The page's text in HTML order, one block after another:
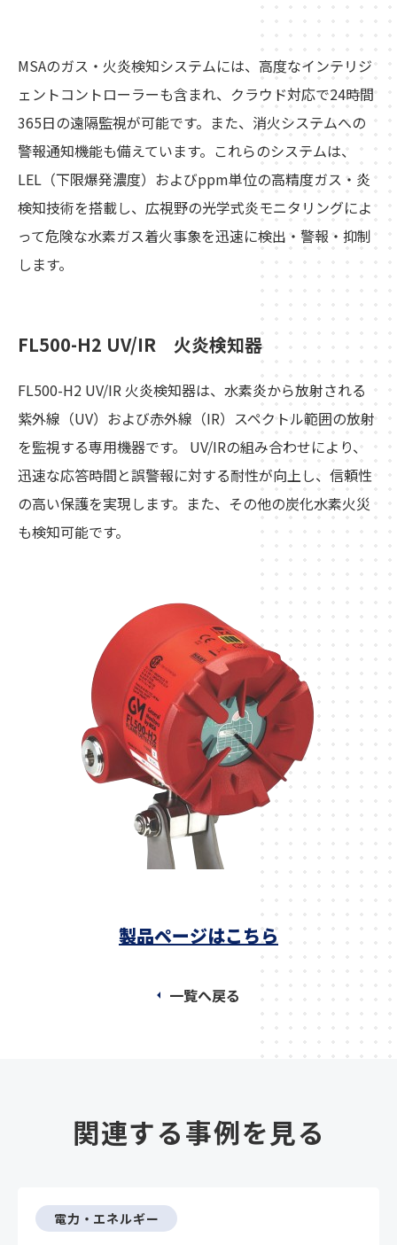
MSAのガス・火炎検知システムには、高度なインテリジ
ェントコントローラーも含まれ、クラウド対応で24時間
365日の遠隔監視が可能です。また、消火システムへの
警報通知機能も備えています。これらのシステムは、
LEL（下限爆発濃度）およびppm単位の高精度ガス・炎
検知技術を搭載し、広視野の光学式炎モニタリングによ
って危険な水素ガス着火事象を迅速に検出・警報・抑制
します。
FL500-H2 UV/IR 火炎検知器
FL500-H2 UV/IR 火炎検知器は、水素炎から放射される
紫外線（UV）および赤外線（IR）スペクトル範囲の放射
を監視する専用機器です。 UV/IRの組み合わせにより、
迅速な応答時間と誤警報に対する耐性が向上し、信頼性
の高い保護を実現します。また、その他の炭化水素火災
も検知可能です。
製品ページはこちら
一覧へ戻る
関連する事例を見る
電力・エネルギー